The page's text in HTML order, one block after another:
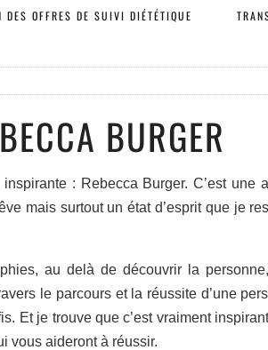
DES OFFRES DE SUIVI DIÉTÉTIQUE
BURGER
: Rebecca Burger. C’est une
mais surtout un état d’esprit que je
au delà de découvrir la personne,
le parcours et la réussite d’une
Et je trouve que c’est vraiment
vous aideront à réussir.